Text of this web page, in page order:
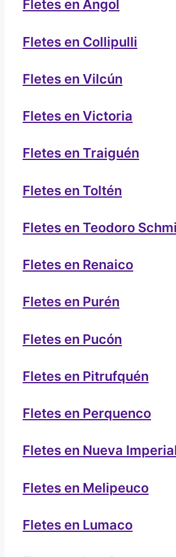
Fletes en Angol
Fletes en Collipulli
Fletes en Vilcún
Fletes en Victoria
Fletes en Traiguén
Fletes en Toltén
Fletes en Teodoro
Fletes en Renaico
Fletes en Purén
Fletes en Pucón
Fletes en Pitrufquén
Fletes en Perquenco
Fletes en Nueva
Fletes en Melipeuco
Fletes en Lumaco